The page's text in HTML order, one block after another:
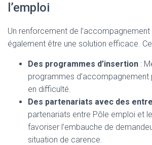
l’emploi
Un renforcement de l’accompagnement
également être une solution efficace.
Des programmes d’insertion :
programmes d’accompagnement
en difficulté.
Des partenariats avec des
partenariats entre Pôle emploi et
favoriser l’embauche de
situation de carence.